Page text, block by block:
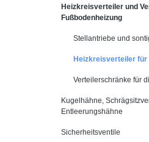
Heizkreisverteiler und
Fußbodenheizung
Stellantriebe und
Heizkreisverteiler für
Verteilerschränke für
Kugelhähne,
Entleerungshähne
Sicherheitsventile